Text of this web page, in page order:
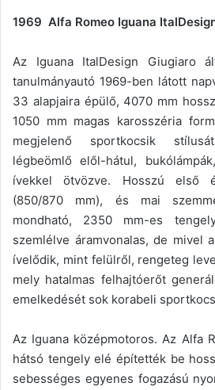
1969 Alfa Romeo Iguana
Az Iguana ItalDesign Giugiaro
tanulmányautó 1969-ben látott
33 alapjaira épülő, 4070 mm
1050 mm magas karosszéria
megjelenő sportkocsik
légbeömlő elől-hátul,
ívekkel ötvözve. Hosszú első
(850/870 mm), és mai
mondható, 2350 mm-es
szemlélve áramvonalas, de mivel
ívelődik, mint felülről, rengeteg
mely hatalmas felhajtóerőt
emelkedését sok korabeli
Az Iguana középmotoros. Az Alfa
hátsó tengely elé építették be
sebességes egyenes fogazású